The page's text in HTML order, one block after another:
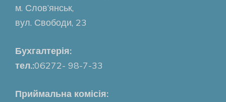
м. Слов’янськ,
вул. Свободи, 23
Бухгалтерія:
тел.:06272- 98-7-33
Приймальна комісія: